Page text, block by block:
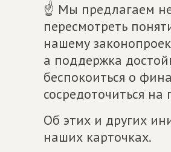
☝ Мы предлагаем не
пересмотреть
нашему
а поддержка
беспокоиться о
сосредоточиться
Об этих и других
наших карточках.